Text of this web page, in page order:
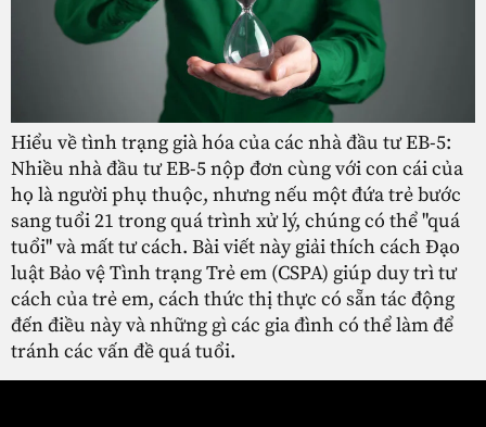
Hiểu về tình trạng già hóa của các nhà đầu tư EB-5:
Nhiều nhà đầu tư EB-5 nộp đơn cùng với con cái của
họ là người phụ thuộc, nhưng nếu một đứa trẻ bước
sang tuổi 21 trong quá trình xử lý, chúng có thể "quá
tuổi" và mất tư cách. Bài viết này giải thích cách Đạo
luật Bảo vệ Tình trạng Trẻ em (CSPA) giúp duy trì tư
cách của trẻ em, cách thức thị thực có sẵn tác động
đến điều này và những gì các gia đình có thể làm để
tránh các vấn đề quá tuổi.